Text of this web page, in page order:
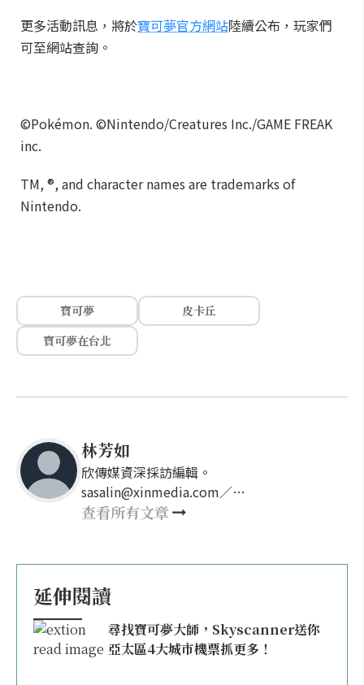
更多活動訊息，將於寶可夢官方網站陸續公布，玩家們
可至網站查詢。
©Pokémon. ©Nintendo/Creatures Inc./GAME FREAK
inc.
TM, ®, and character names are trademarks of
Nintendo.
寶可夢
皮卡丘
寶可夢在台北
林芳如
欣傳媒資深採訪編輯。
sasalin@xinmedia.com／
happy21917@gmail.com
查看所有文章
延伸閱讀
尋找寶可夢大師，Skyscanner送你
亞太區4大城市機票抓更多！